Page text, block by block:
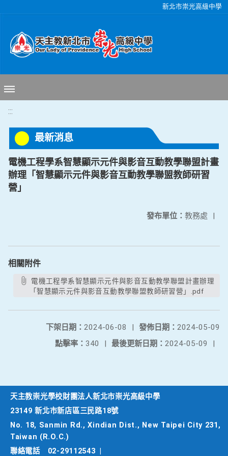
新北市崇光高級中學
:::
最新消息
電機工程學系智慧顯示元件與影音互動教學聯盟計畫
辦理「智慧顯示元件與影音互動教學聯盟教師研習
營」
發布單位： 教務處 |
相關附件
「智慧顯示元件與影音互動教學聯盟教師研習營」.pdf
發佈日期： 2024-05-09
下架日期： 2024-06-08
|
最後更新日期： 2024-05-09 |
點擊率： 340 |
天主教崇光學校財團法人新北市崇光高級中學
23149 新北市新店區三民路18號
No. 18, Sanmin Rd., Xindian Dist., New Taipei City 231,
Taiwan (R.O.C.)
聯絡電話
02-29112543